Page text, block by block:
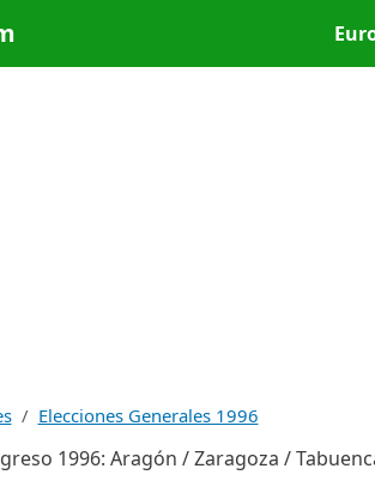
Elecciones Generales 1996
1996: Aragón / Zaragoza /